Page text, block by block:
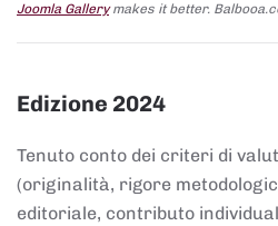
Joomla Gallerymakes it better.
Edizione 2024
Tenuto conto dei criteri di
(originalità, rigore
editoriale, contributo